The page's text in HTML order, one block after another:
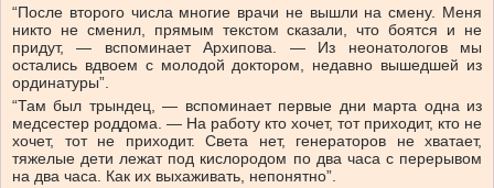
“После второго числа многие врачи не вышли на смену. Меня
никто не сменил, прямым текстом сказали, что боятся и не
придут, — вспоминает Архипова. — Из неонатологов мы
остались вдвоем с молодой доктором, недавно вышедшей из
ординатуры”.
“Там был трындец, — вспоминает первые дни марта одна из
медсестер роддома. — На работу кто хочет, тот приходит, кто не
хочет, тот не приходит. Света нет, генераторов не хватает,
тяжелые дети лежат под кислородом по два часа с перерывом
на два часа. Как их выхаживать, непонятно”.